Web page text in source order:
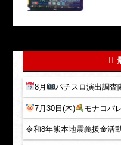
8月 パチスロ演出調査
7月30日(木) モナコパ
令和8年熊本地震義援金活